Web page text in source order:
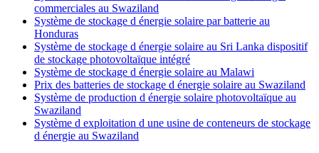
commerciales au Swaziland
Système de stockage d énergie solaire par batterie au
Honduras
Système de stockage d énergie solaire au Sri Lanka dispositif
de stockage photovoltaïque intégré
Système de stockage d énergie solaire au Malawi
Prix ​​des batteries de stockage d énergie solaire au Swaziland
Système de production d énergie solaire photovoltaïque au
Swaziland
Système d exploitation d une usine de conteneurs de stockage
d énergie au Swaziland